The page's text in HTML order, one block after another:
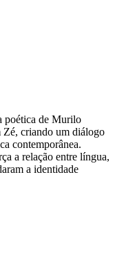
poética de Murilo
Zé, criando um diálogo
contemporânea.
a relação entre língua,
a identidade